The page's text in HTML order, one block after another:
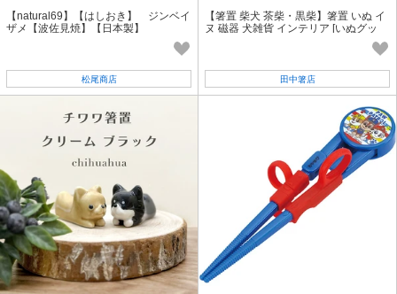
【natural69】【はしおき】 ジンベイ
ザメ【波佐見焼】【日本製】
松尾商店
【箸置 柴犬 茶柴・黒柴】箸置 いぬ イ
ヌ 磁器 犬雑貨 インテリア [いぬグッ
田中箸店